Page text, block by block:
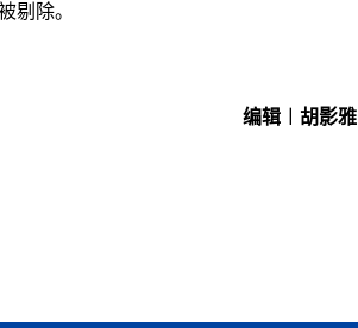
剔除。
编辑︱胡影雅